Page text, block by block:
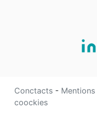
Conctacts -
coockies